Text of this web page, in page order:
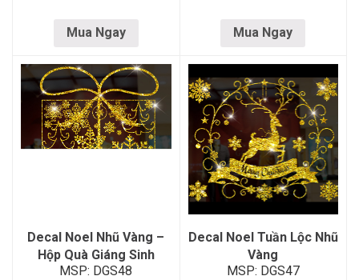
Mua Ngay Mua Ngay
Decal Noel Nhũ Vàng –
Hộp Quà Giáng Sinh
MSP: DGS48
Decal Noel Tuần Lộc Nhũ
Vàng
MSP: DGS47